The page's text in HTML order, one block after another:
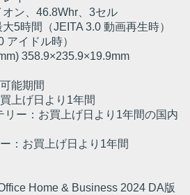
ン、46.8Whr、3セル
5時間（JEITA 3.0 動画再生時）
アイドル時）
358.9×235.9×19.9mm
能期間
上げ日より1年間
ー：お買上げ日より1年間の国内
：お買上げ日より1年間
Home & Business 2024 DA版